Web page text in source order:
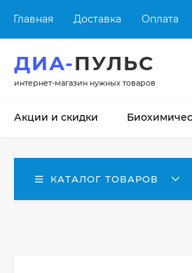
Главная Доставка Оплата
ДИА-ПУЛЬС
интернет-магазин нужных товаров
Акции и скидки
КАТАЛОГ ТОВАРОВ